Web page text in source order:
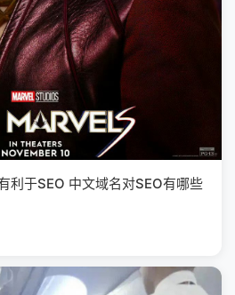
利于SEO 中文域名对SEO有哪些